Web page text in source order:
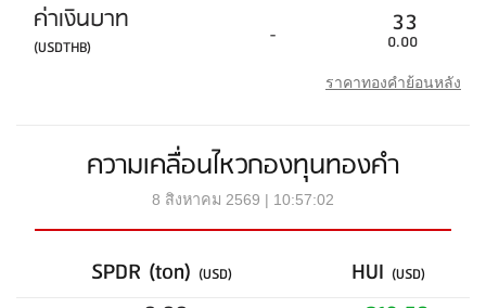
ค่าเงินบาท
(USDTHB) - 33
0.00
ราคาทองคำย้อนหลัง
ความเคลื่อนไหวกองทุนทองคำ
8 สิงหาคม 2569 | 10:57:02
SPDR (ton) (USD) HUI (USD)